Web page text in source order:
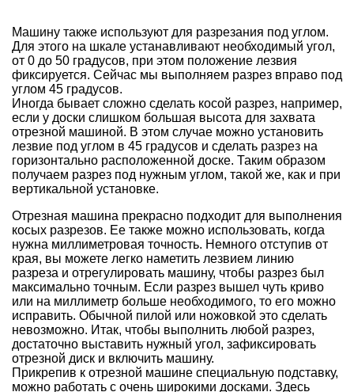
Машину также используют для разрезания под углом.
Для этого на шкале устанавливают необходимый угол,
от 0 до 50 градусов, при этом положение лезвия
фиксируется. Сейчас мы выполняем разрез вправо под
углом 45 градусов.
Иногда бывает сложно сделать косой разрез, например,
если у доски слишком большая высота для захвата
отрезной машиной. В этом случае можно установить
лезвие под углом в 45 градусов и сделать разрез на
горизонтально расположенной доске. Таким образом
получаем разрез под нужным углом, такой же, как и при
вертикальной установке.
Отрезная машина прекрасно подходит для выполнения
косых разрезов. Ее также можно использовать, когда
нужна миллиметровая точность. Немного отступив от
края, вы можете легко наметить лезвием линию
разреза и отрегулировать машину, чтобы разрез был
максимально точным. Если разрез вышел чуть криво
или на миллиметр больше необходимого, то его можно
исправить. Обычной пилой или ножовкой это сделать
невозможно. Итак, чтобы выполнить любой разрез,
достаточно выставить нужный угол, зафиксировать
отрезной диск и включить машину.
Прикрепив к отрезной машине специальную подставку,
можно работать с очень широкими досками. Здесь